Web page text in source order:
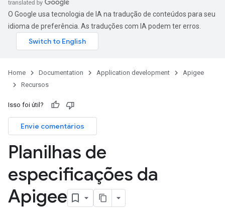
O Google usa tecnologia de IA na tradução de conteúdos para seu
idioma de preferência. As traduções com IA podem ter erros.
Home Documentation Application development
Apigee
Recursos
Isso foi útil?
Envie comentários
Planilhas de
especificações da
Apigee